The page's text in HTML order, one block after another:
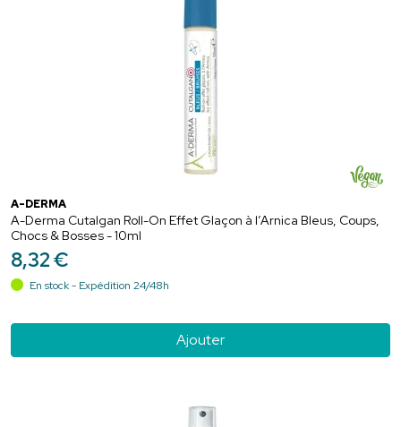
A-DERMA
A-Derma Cutalgan Roll-On Effet Glaçon à l’Arnica Bleus, Coups,
Chocs & Bosses - 10ml
8,32€
En stock - Expédition 24/48h
Ajouter